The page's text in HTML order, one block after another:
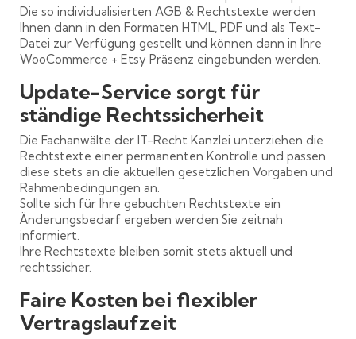
Die so individualisierten AGB & Rechtstexte werden
Ihnen dann in den Formaten HTML, PDF und als Text-
Datei zur Verfügung gestellt und können dann in Ihre
WooCommerce + Etsy Präsenz eingebunden werden.
Update-Service sorgt für
ständige Rechtssicherheit
Die Fachanwälte der IT-Recht Kanzlei unterziehen die
Rechtstexte einer permanenten Kontrolle und passen
diese stets an die aktuellen gesetzlichen Vorgaben und
Rahmenbedingungen an.
Sollte sich für Ihre gebuchten Rechtstexte ein
Änderungsbedarf ergeben werden Sie zeitnah
informiert.
Ihre Rechtstexte bleiben somit stets aktuell und
rechtssicher.
Faire Kosten bei flexibler
Vertragslaufzeit